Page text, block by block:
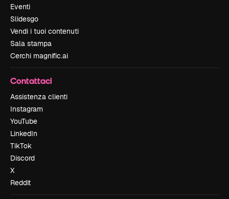
Eventi
Slidesgo
Vendi i tuoi contenuti
Sala stampa
Cerchi magnific.ai
Contattaci
Assistenza clienti
Instagram
YouTube
LinkedIn
TikTok
Discord
X
Reddit